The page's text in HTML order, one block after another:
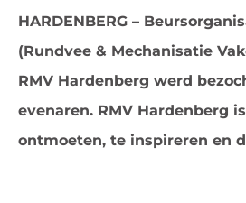
HARDENBERG –
(Rundvee & Mechanisatie
RMV Hardenberg werd
evenaren. RMV Hardenberg
ontmoeten, te inspireren en